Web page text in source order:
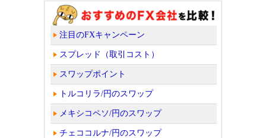
注目のFXキャンペーン
スプレッド（取引コスト）
スワップポイント
トルコリラ/円のスワップ
メキシコペソ/円のスワップ
チェココルナ/円のスワップ